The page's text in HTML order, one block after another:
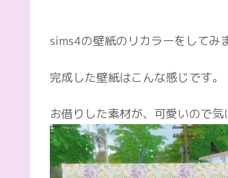
sims4の壁紙のリカラーをしてみ
完成した壁紙はこんな感じです。
お借りした素材が、可愛いので